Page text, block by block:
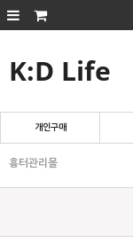
회원가입
화장품몰
K:D Life
개인구매
흉터관리몰